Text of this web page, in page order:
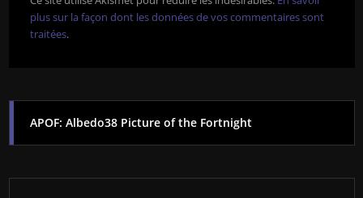
plus sur la façon dont les données de vos commentaires sont
traitées.
APOF: Albedo38 Picture of the Fortnight